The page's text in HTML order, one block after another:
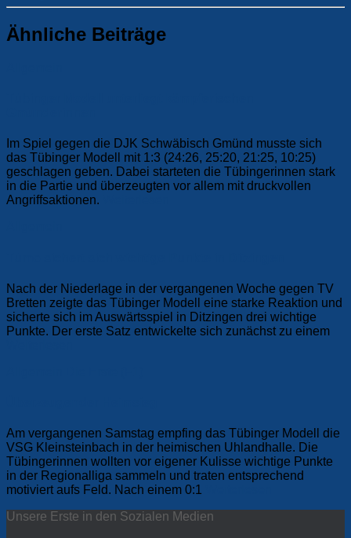
Ähnliche Beiträge
Im Spiel gegen die DJK Schwäbisch Gmünd musste sich
das Tübinger Modell mit 1:3 (24:26, 25:20, 21:25, 10:25)
geschlagen geben. Dabei starteten die Tübingerinnen stark
in die Partie und überzeugten vor allem mit druckvollen
Angriffsaktionen.
Nach der Niederlage in der vergangenen Woche gegen TV
Bretten zeigte das Tübinger Modell eine starke Reaktion und
sicherte sich im Auswärtsspiel in Ditzingen drei wichtige
Punkte. Der erste Satz entwickelte sich zunächst zu einem
Am vergangenen Samstag empfing das Tübinger Modell die
VSG Kleinsteinbach in der heimischen Uhlandhalle. Die
Tübingerinnen wollten vor eigener Kulisse wichtige Punkte
in der Regionalliga sammeln und traten entsprechend
motiviert aufs Feld. Nach einem 0:1
Unsere Erste in den Sozialen Medien